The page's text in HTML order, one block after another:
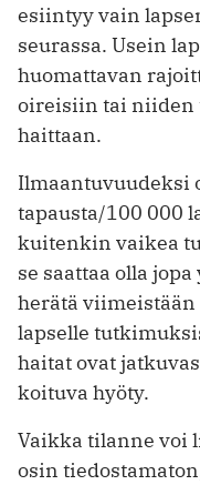
esiintyy vain
seurassa. Usein
huomattavan
oireisiin tai niiden
haittaan.
Ilmaantuvuudeksi
tapausta/100 000
kuitenkin vaikea
se saattaa olla
herätä
lapselle
haitat ovat
koituva hyöty.
Vaikka tilanne voi
osin